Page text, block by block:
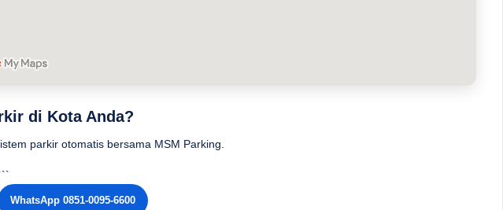
di Kota Anda?
parkir otomatis bersama MSM Parking.
WhatsApp 0851-0095-6600